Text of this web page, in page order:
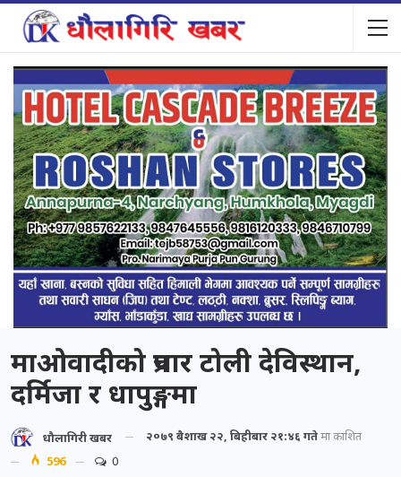
माओवादीको प्रचार टोली देविस्थान,
दर्मिजा र धापुङ्गमा
धौलागिरी खबर २०७९ बैशाख २२, बिहीबार २१:४६ गतेमा प्रकाशित
596
0